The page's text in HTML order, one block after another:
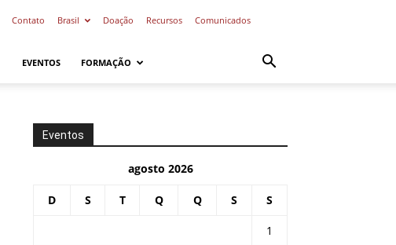
Contato Brasil Doação Recursos Comunicados
EVENTOS FORMAÇÃO
Eventos
agosto 2026
D S T Q Q S S
1